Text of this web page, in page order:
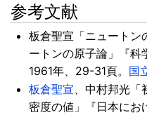
参考文献
板倉聖宣「ニュートン
ートンの原子論」『科
1961年、29-31頁。 国
板倉聖宣、中村邦光「
密度の値」『日本にお